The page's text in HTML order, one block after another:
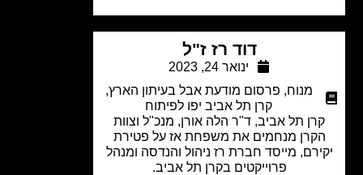
דוד רז ז"ל
ינואר 24, 2023
מנוח, פרסום מודעת אבל בעיתון הארץ,
קרן תל אביב יפו לפיתוח
תל אביב, ד"ר הלה אורן, מנכ"ל וצוות
מנחמים את משפחת אז על פטירת
מייסד חברת רז ניהול והנדסה ומנהל
פרוייקטים בקרן תל אביב.